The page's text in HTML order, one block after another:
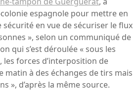
colonie espagnole pour mettre en
sécurité en vue de sécuriser le flux
», selon un communiqué de
qui s’est déroulée « sous les
les forces d’interposition de
matin à des échanges de tirs mais
», d’après la même source.